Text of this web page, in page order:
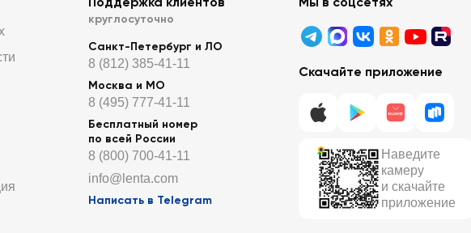
круглосуточно
Санкт-Петербург и ЛО
8 (812) 385-41-11
Москва и МО
8 (495) 777-41-11
Бесплатный номер
по всей России
8 (800) 700-41-11
info@lenta.com
Написать в Telegram
Скачайте приложение
Наведите
камеру
и скачайте
приложение